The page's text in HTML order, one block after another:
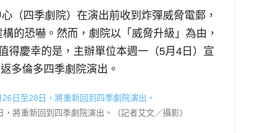
（四季劇院）在演出前收到炸彈威脅電郵，
的恐嚇。然而，劇院以「威脅升級」為由，
得慶幸的是，主辦單位本週一（5月4日）宣
多倫多四季劇院演出。
將重新回到四季劇院演出。（記者艾文／攝影）